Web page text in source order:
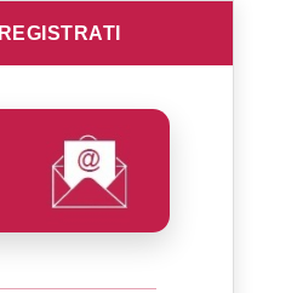
REGISTRATI